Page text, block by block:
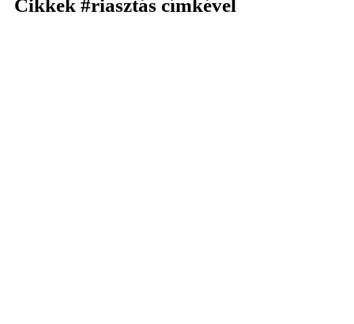
Cikkek #riasztás címkével